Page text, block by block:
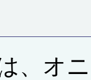
、オ